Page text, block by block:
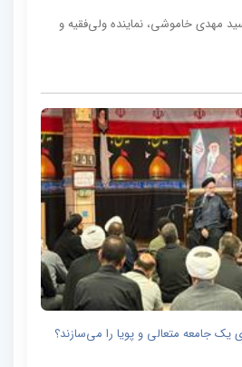
مهدی خاموشی، نماینده ولی‌فقیه و
یک جامعه متعالی و پویا را می‌سازند؟